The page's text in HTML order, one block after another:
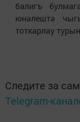
балигъ
юнәлештә
тоткарлау
Следите за
Telegram-